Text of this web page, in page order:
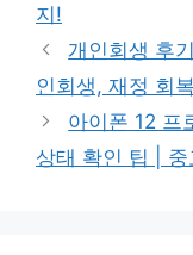
지!
개인회생 후
인회생, 재정 회
아이폰 12 프
상태 확인 팁 |